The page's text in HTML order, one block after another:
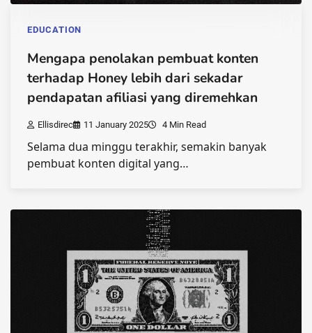
EDUCATION
Mengapa penolakan pembuat konten
terhadap Honey lebih dari sekadar
pendapatan afiliasi yang diremehkan
Ellisdirec 11 January 2025 4 Min Read
Selama dua minggu terakhir, semakin banyak
pembuat konten digital yang…